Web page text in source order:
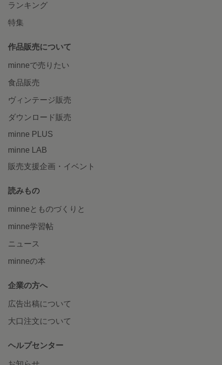
ランキング
特集
作品販売について
minneで売りたい
食品販売
ヴィンテージ販売
ダウンロード販売
minne PLUS
minne LAB
販売支援企画・イベント
読みもの
minneとものづくりと
minne学習帖
ニュース
minneの本
企業の方へ
広告出稿について
大口注文について
ヘルプセンター